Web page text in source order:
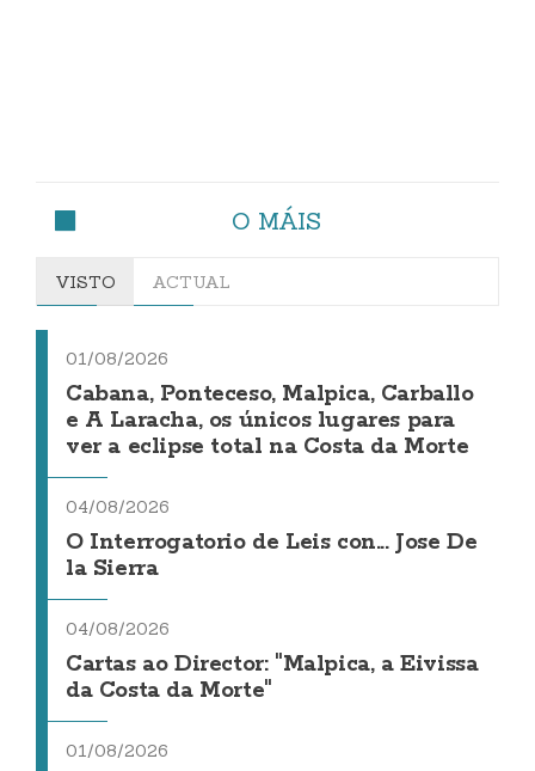
O MÁIS
VISTO ACTUAL
01/08/2026
Cabana, Ponteceso, Malpica, Carballo
e A Laracha, os únicos lugares para
ver a eclipse total na Costa da Morte
04/08/2026
O Interrogatorio de Leis con... Jose De
la Sierra
04/08/2026
Cartas ao Director: "Malpica, a Eivissa
da Costa da Morte"
01/08/2026